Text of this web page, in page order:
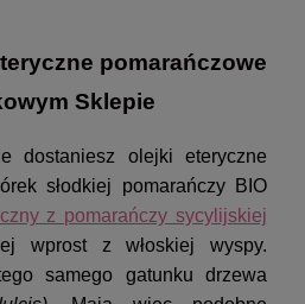
pomarańczowe
Sklepie
dostaniesz olejki eteryczne
słodkiej pomarańczy BIO
z pomarańczy sycylijskiej
wprost z włoskiej wyspy.
samego gatunku drzewa